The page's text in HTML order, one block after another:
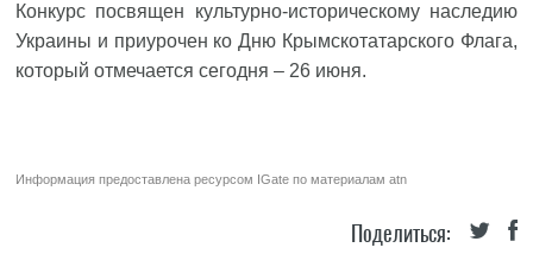
Конкурс посвящен культурно-историческому наследию
Украины и приурочен ко Дню Крымскотатарского Флага,
который отмечается сегодня – 26 июня.
Информация предоставлена ресурсом IGate по материаламatn
Поделиться: